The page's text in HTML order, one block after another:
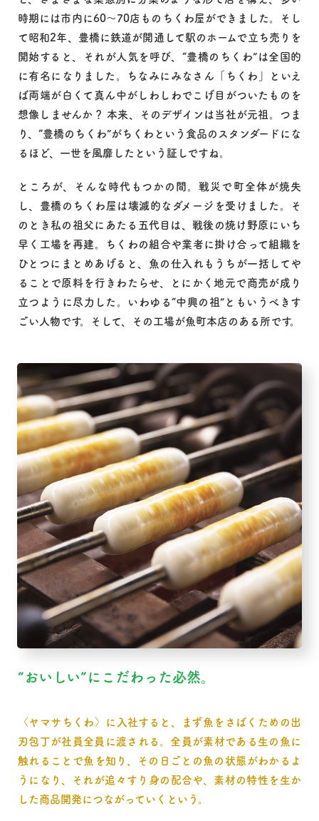
時期には市内に60～70店ものちくわ屋ができました。そし
て昭和2年、豊橋に鉄道が開通して駅のホームで立ち売りを
開始すると、それが人気を呼び、“豊橋のちくわ”は全国的
に有名になりました。ちなみにみなさん「ちくわ」といえ
ば両端が白くて真ん中がしわしわでこげ目がついたものを
想像しませんか？ 本来、そのデザインは当社が元祖。つま
り、“豊橋のちくわ”がちくわという食品のスタンダードにな
るほど、一世を風靡したという証しですね。
ところが、そんな時代もつかの間。戦災で町全体が焼失
し、豊橋のちくわ屋は壊滅的なダメージを受けました。そ
のとき私の祖父にあたる五代目は、戦後の焼け野原にいち
早く工場を再建。ちくわの組合や業者に掛け合って組織を
ひとつにまとめあげると、魚の仕入れもうちが一括してや
ることで原料を行きわたらせ、とにかく地元で商売が成り
立つように尽力した。いわゆる“中興の祖”ともいうべきす
ごい人物です。そして、その工場が魚町本店のある所です。
“おいしい”にこだわった必然。
〈ヤマサちくわ〉に入社すると、まず魚をさばくための出
刃包丁が社員全員に渡される。全員が素材である生の魚に
触れることで魚を知り、その日ごとの魚の状態がわかるよ
うになり、それが追々すり身の配合や、素材の特性を生か
した商品開発につながっていくという。